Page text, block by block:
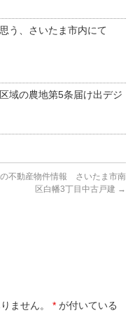
う、さいたま市内にて
域の農地第5条届け出デジ
不動産物件情報 さいたま市南
区白幡3丁目中古戸建 →
ません。 * が付いている